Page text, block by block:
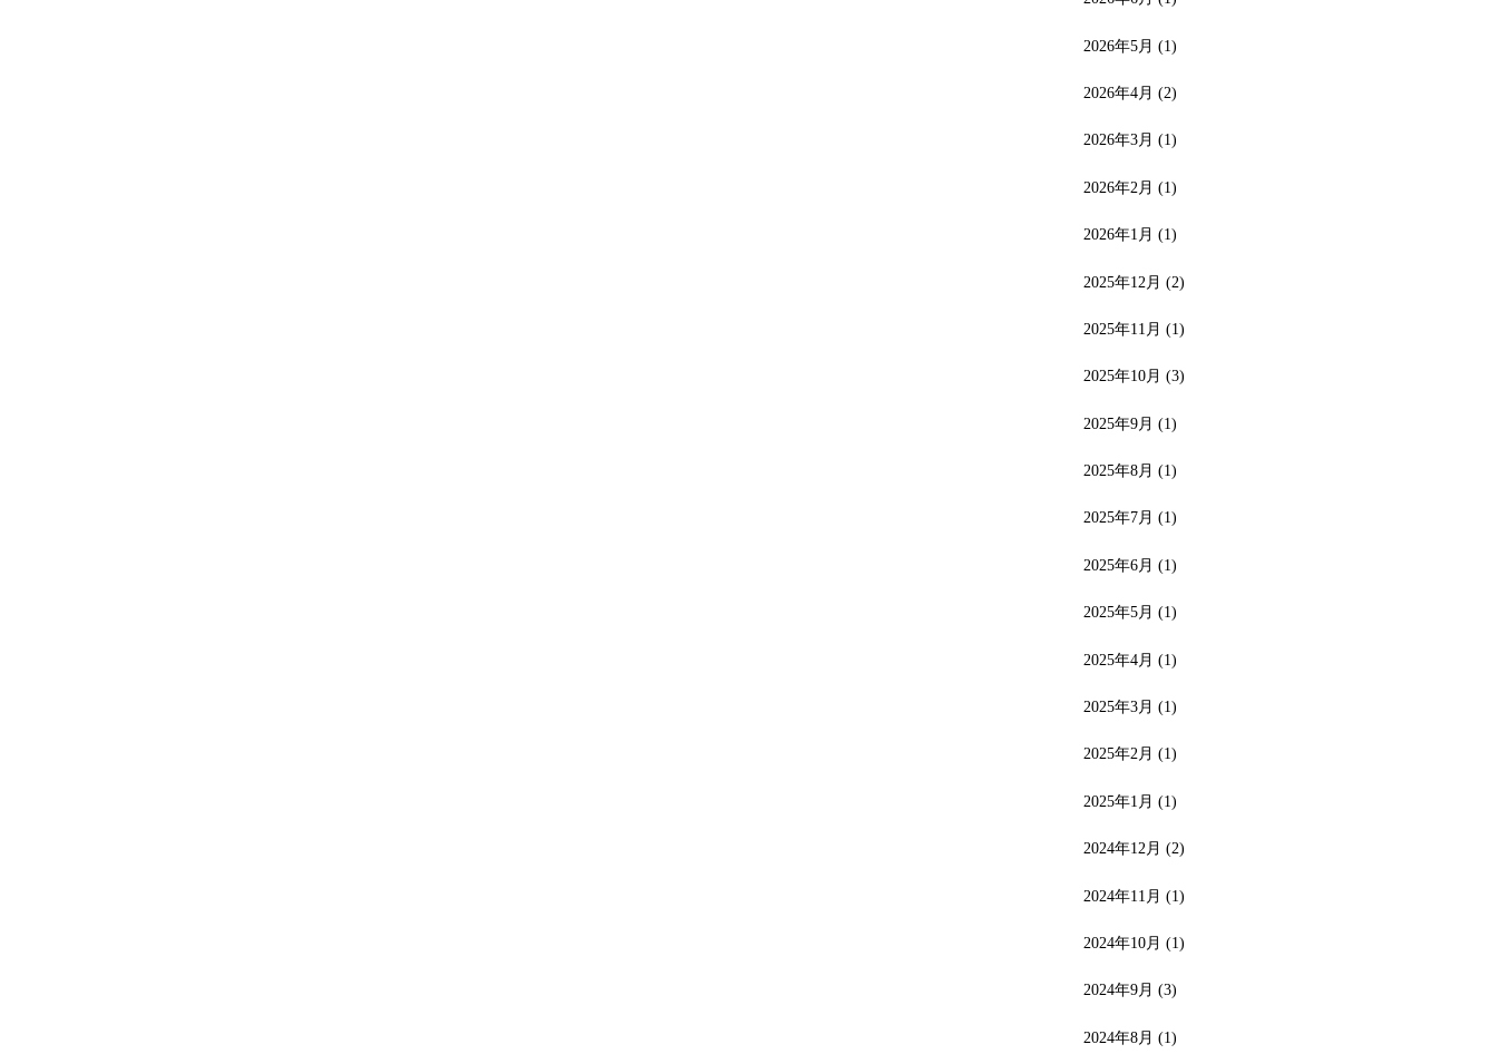
2026年5月 (1)
2026年4月 (2)
2026年3月 (1)
2026年2月 (1)
2026年1月 (1)
2025年12月 (2)
2025年11月 (1)
2025年10月 (3)
2025年9月 (1)
2025年8月 (1)
2025年7月 (1)
2025年6月 (1)
2025年5月 (1)
2025年4月 (1)
2025年3月 (1)
2025年2月 (1)
2025年1月 (1)
2024年12月 (2)
2024年11月 (1)
2024年10月 (1)
2024年9月 (3)
2024年8月 (1)